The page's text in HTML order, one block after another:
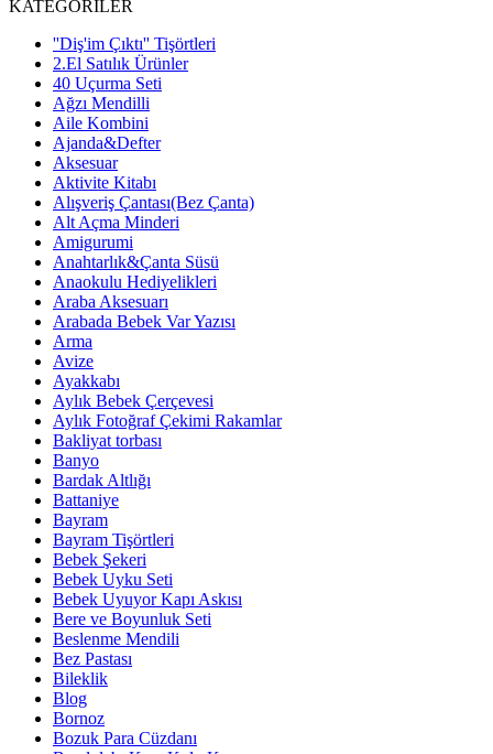
KATEGORİLER
''Diş'im Çıktı'' Tişörtleri
2.El Satılık Ürünler
40 Uçurma Seti
Ağzı Mendilli
Aile Kombini
Ajanda&Defter
Aksesuar
Aktivite Kitabı
Alışveriş Çantası(Bez Çanta)
Alt Açma Minderi
Amigurumi
Anahtarlık&Çanta Süsü
Anaokulu Hediyelikleri
Araba Aksesuarı
Arabada Bebek Var Yazısı
Arma
Avize
Ayakkabı
Aylık Bebek Çerçevesi
Aylık Fotoğraf Çekimi Rakamlar
Bakliyat torbası
Banyo
Bardak Altlığı
Battaniye
Bayram
Bayram Tişörtleri
Bebek Şekeri
Bebek Uyku Seti
Bebek Uyuyor Kapı Askısı
Bere ve Boyunluk Seti
Beslenme Mendili
Bez Pastası
Bileklik
Blog
Bornoz
Bozuk Para Cüzdanı